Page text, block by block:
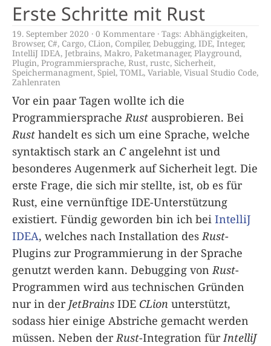
Erste Schritte mit Rust
19. September 2020 0 Kommentare Tags: Abhängigkeiten,
Browser, C#, Cargo, CLion, Compiler, Debugging, IDE, Integer,
IntelliJ IDEA, Jetbrains, Makro,Paketmanager,Playground,
Plugin, Programmiersprache, Rust, rustc, Sicherheit,
Speichermanagment, Spiel, TOML, Variable, Visual Studio Code,
Zahlenraten
Vor ein paar Tagen wollte ich die
ProgrammierspracheRust ausprobieren. Bei
Rust handelt es sich um eine Sprache, welche
syntaktisch stark an Cangelehnt ist und
besonderes Augenmerk auf Sicherheit legt. Die
erste Frage, die sich mir stellte, ist, ob es für
Rust, eine vernünftige IDE-Unterstützung
existiert. Fündig geworden bin ich bei IntelliJ
IDEA, welches nach Installation desRust-
Plugins zur Programmierung in der Sprache
genutzt werden kann. Debugging vonRust-
Programmen wird aus technischen Gründen
nur in der JetBrains IDE CLion unterstützt,
sodass hier einige Abstriche gemacht werden
müssen. Neben derRust-Integration fürIntelliJ